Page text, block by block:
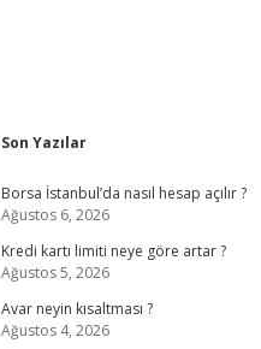
Sidebar
Son Yazılar
Borsa İstanbul’da nasıl hesap açılır ?
Ağustos 6, 2026
Kredi kartı limiti neye göre artar ?
Ağustos 5, 2026
Avar neyin kısaltması ?
Ağustos 4, 2026